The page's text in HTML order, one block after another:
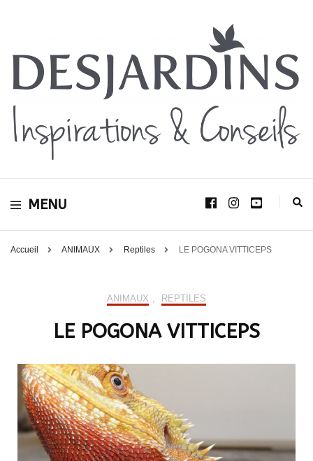
Desjardins
Inspirations &
Conseils
Avec le blog Desjardins, nous avons pour volonté de partager et de transmettre
d’aménagement d’intérieur et d’extérieur.
MENU
Accueil ANIMAUX Reptiles LE POGONA VITTICEPS
ANIMAUX , REPTILES
LE POGONA VITTICEPS